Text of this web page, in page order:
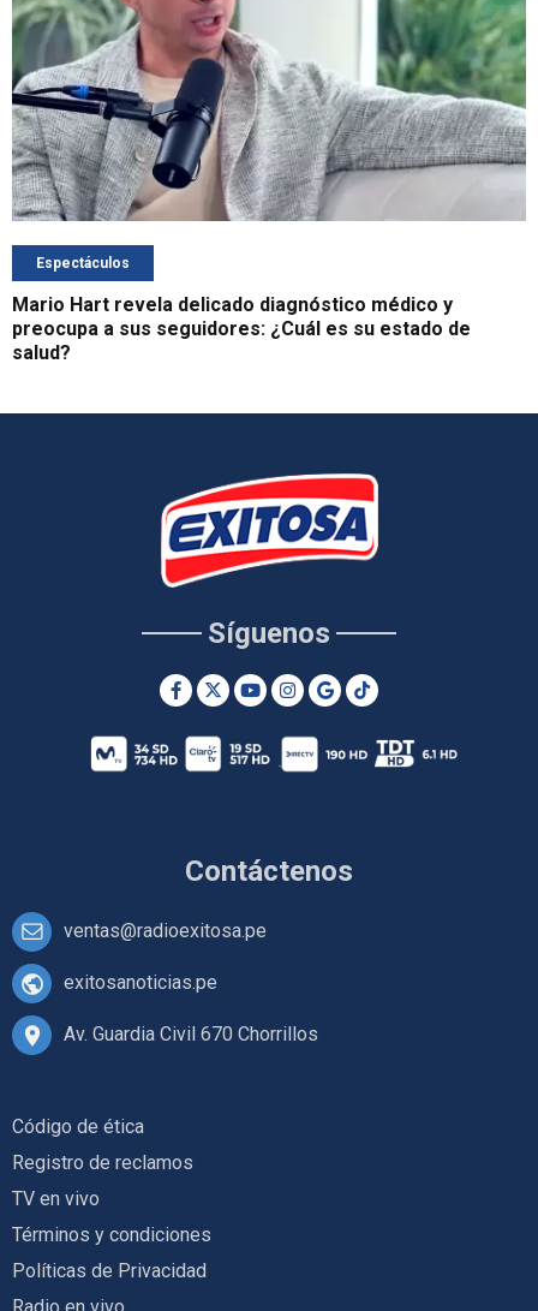
Espectáculos
Mario Hart revela delicado diagnóstico médico y
preocupa a sus seguidores: ¿Cuál es su estado de
salud?
Contáctenos
ventas@radioexitosa.pe
exitosanoticias.pe
Av. Guardia Civil 670 Chorrillos
Síguenos
Código de ética
Registro de reclamos
TV en vivo
Términos y condiciones
Políticas de Privacidad
Radio en vivo